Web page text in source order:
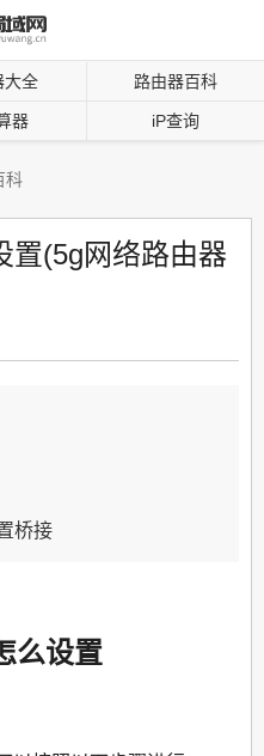
大全 路由器百科
器 iP查询
科
置(5g网络路由器
桥接
么设置